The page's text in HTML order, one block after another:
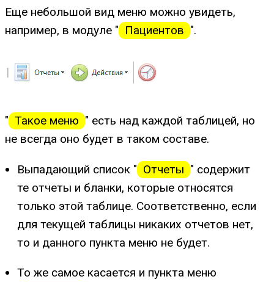
Еще небольшой вид меню можно увидеть,
например, в модуле " Пациентов ".
" Такое меню " есть над каждой таблицей, но
не всегда оно будет в таком составе.
Выпадающий список " Отчеты " содержит
те отчеты и бланки, которые относятся
только этой таблице. Соответственно, если
для текущей таблицы никаких отчетов нет,
то и данного пункта меню не будет.
То же самое касается и пункта меню